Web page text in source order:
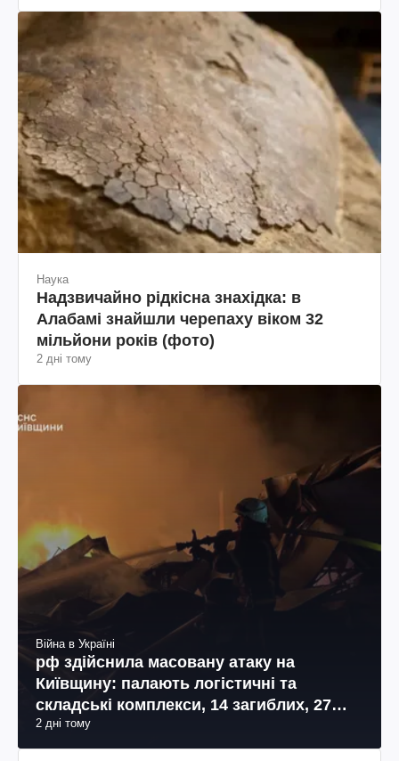
Наука
Надзвичайно рідкісна знахідка: в
Алабамі знайшли черепаху віком 32
мільйони років (фото)
2 дні тому
Війна в Україні
рф здійснила масовану атаку на
Київщину: палають логістичні та
складські комплекси, 14 загиблих, 27
поранених (фото, відео)
2 дні тому